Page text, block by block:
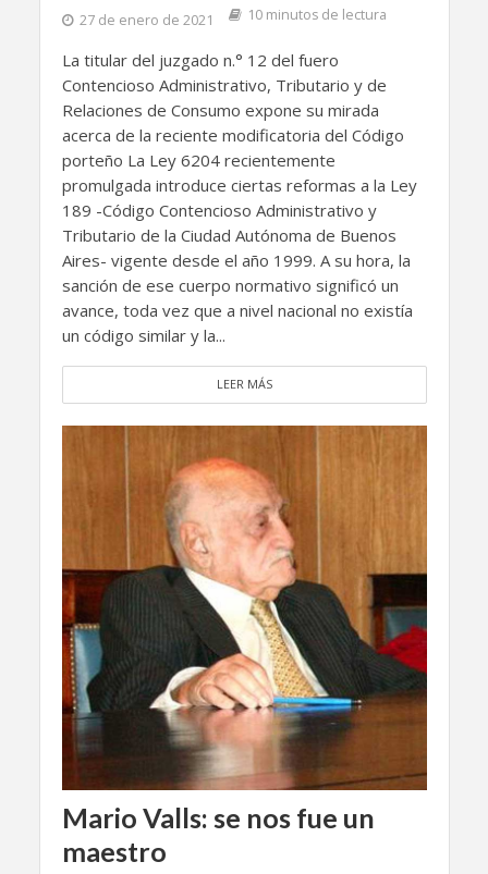
27 de enero de 2021 10 minutos de lectura
La titular del juzgado n.° 12 del fuero
Contencioso Administrativo, Tributario y de
Relaciones de Consumo expone su mirada
acerca de la reciente modificatoria del Código
porteño La Ley 6204 recientemente
promulgada introduce ciertas reformas a la Ley
189 -Código Contencioso Administrativo y
Tributario de la Ciudad Autónoma de Buenos
Aires- vigente desde el año 1999. A su hora, la
sanción de ese cuerpo normativo significó un
avance, toda vez que a nivel nacional no existía
un código similar y la...
LEER MÁS
Mario Valls: se nos fue un
maestro